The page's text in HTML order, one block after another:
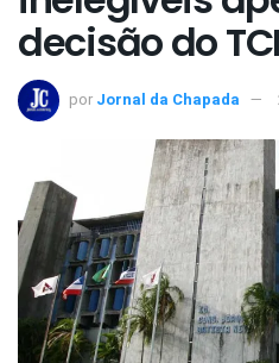
decisão do
por Jornal da Chapada